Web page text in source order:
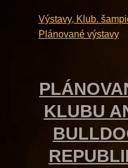
Výstavy, Klub.
Plánované výstavy
KLUBU